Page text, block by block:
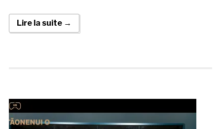
Lire la suite →